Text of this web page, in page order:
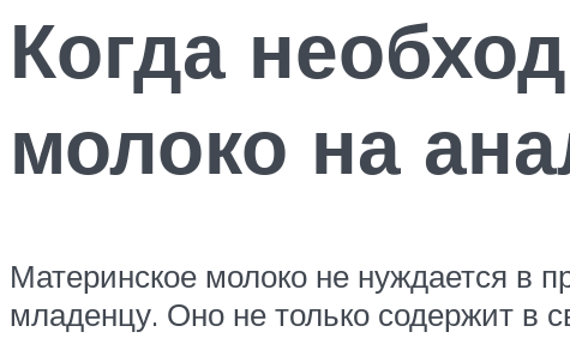
Когда
молоко на
Материнское молоко не нуждается в
младенцу. Оно не только содержит в